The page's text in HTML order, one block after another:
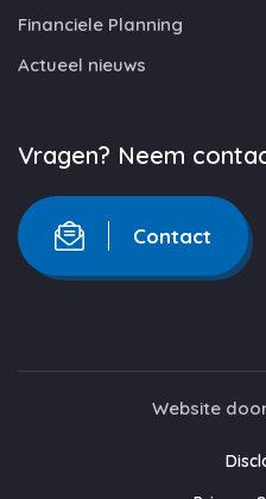
Financiele Planning
Actueel nieuws
Vragen? Neem
Contact
Website